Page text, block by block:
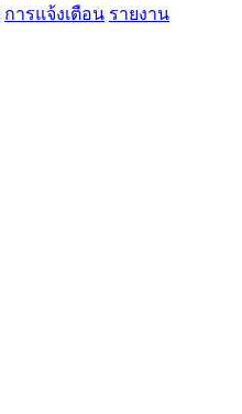
การแจ้งเตือน รายงาน